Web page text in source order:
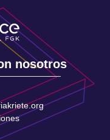
nosotros